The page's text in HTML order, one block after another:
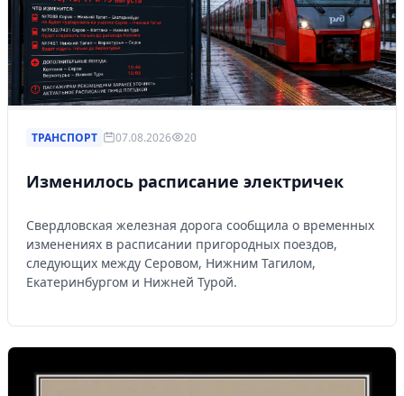
ТРАНСПОРТ 07.08.2026 20
Изменилось расписание электричек
Свердловская железная дорога сообщила о временных
изменениях в расписании пригородных поездов,
следующих между Серовом, Нижним Тагилом,
Екатеринбургом и Нижней Турой.